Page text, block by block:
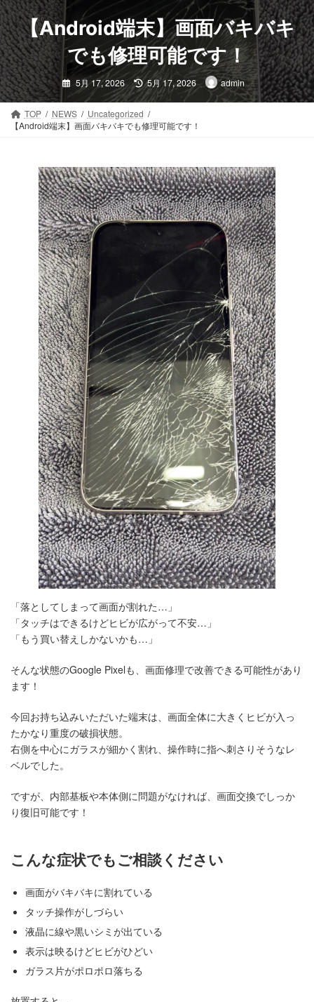
コ
ン
テ
ン
ツ
へ
ス
ナ
ビ
ゲ
ー
シ
ョ
ン
【Android端末】画面バキバキ
でも修理可能です！
5月 17, 2026 最
終
更
新
日
時
:
5月 17, 2026 admin
TOP NEWS
Uncategorized
【Android端末】画面バキバキでも修理可能です！
「落としてしまって画面が割れた…」
「タッチはできるけどヒビが広がって不安…」
「もう買い替えしかないかも…」
そんな状態のGoogle Pixelも、画面修理で改善できる可能性があり
ます！
今回お持ち込みいただいた端末は、画面全体に大きくヒビが入っ
たかなり重度の破損状態。
右側を中心にガラスが細かく割れ、操作時に指へ刺さりそうなレ
ベルでした。
ですが、内部基板や本体側に問題がなければ、画面交換でしっか
り復旧可能です！
こんな症状でもご相談ください
画面がバキバキに割れている
タッチ操作がしづらい
液晶に線や黒いシミが出ている
表示は映るけどヒビがひどい
ガラス片がポロポロ落ちる